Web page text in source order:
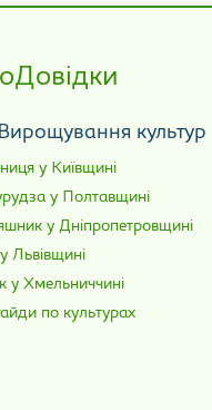
Вирощування культур
у Київщині
у Полтавщині
у Дніпропетровщині
Львівщині
у Хмельниччині
по культурах